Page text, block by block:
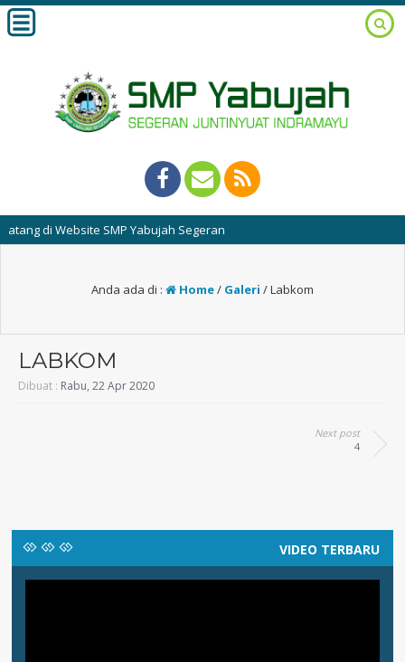
di Website SMP Yabujah Segeran
Anda ada di : Home/ Galeri /Labkom
LABKOM
Dibuat : Rabu, 22 Apr 2020
Next post
4
VIDEO TERBARU